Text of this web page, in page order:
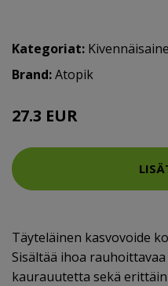
Kategoriat:
Brand:Atopik
27.3 EUR
Täyteläinen kasvovoide
Sisältää ihoa
kaurauutetta sekä